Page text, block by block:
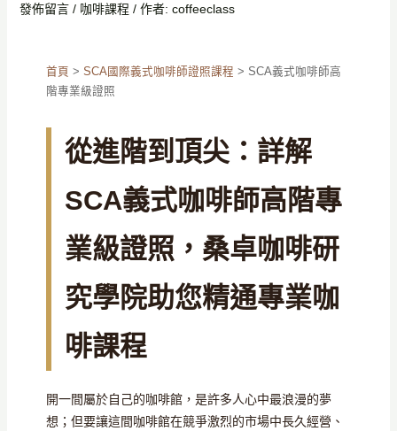
發佈留言 / 咖啡課程 / 作者: coffeeclass
首頁 > SCA國際義式咖啡師證照課程 > SCA義式咖啡師高
階專業級證照
從進階到頂尖：詳解
SCA義式咖啡師高階專
業級證照，桑卓咖啡研
究學院助您精通專業咖
啡課程
開一間屬於自己的咖啡館，是許多人心中最浪漫的夢
想；但要讓這間咖啡館在競爭激烈的市場中長久經營、